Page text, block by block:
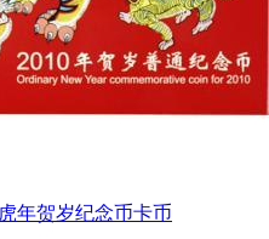
年贺岁纪念币卡币